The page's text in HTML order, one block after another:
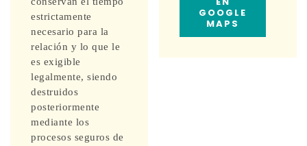
estrictamente
necesario para la
relación y lo que le
es exigible
legalmente, siendo
destruidos
posteriormente
mediante los
procesos seguros de
GOOGLE
MAPS